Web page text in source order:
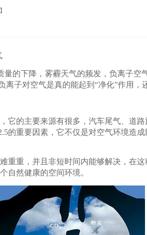
量的下降，雾霾天气的频发，负离子空
离子对空气是真的能起到“净化”作用，
的主要来源有很多，汽车尾气、道路
的重要因素，它不仅是对空气环境造
重，并且非短时间内能够解决，在这
自然健康的空间环境。